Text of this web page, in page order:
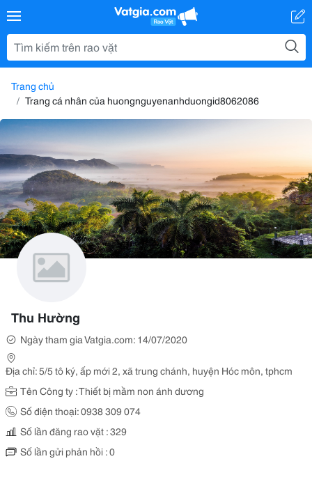
Trang chủ
Trang cá nhân của huongnguyenanhduongid8062086
Thu Hường
Ngày tham gia Vatgia.com: 14/07/2020
Địa chỉ: 5/5 tô ký, ấp mới 2, xã trung chánh, huyện Hóc môn, tphcm
Tên Công ty : Thiết bị mầm non ánh dương
Số điện thoại: 0938 309 074
Số lần đăng rao vặt : 329
Số lần gửi phản hồi : 0